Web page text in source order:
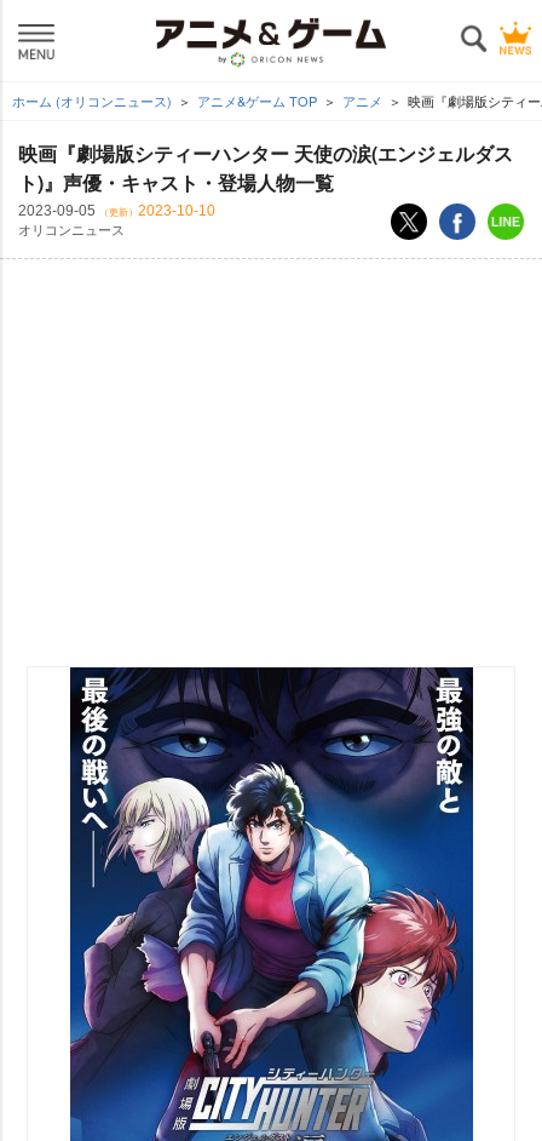
ホーム (オリコンニュース) アニメ&ゲーム TOP アニメ 映画『劇場版シティ
映画『劇場版シティーハンター 天使の涙(エンジェルダス
ト)』声優・キャスト・登場人物一覧
2023-09-05 （更新） 2023-10-10
オリコンニュース